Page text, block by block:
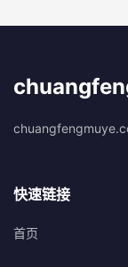
快速链接
首页